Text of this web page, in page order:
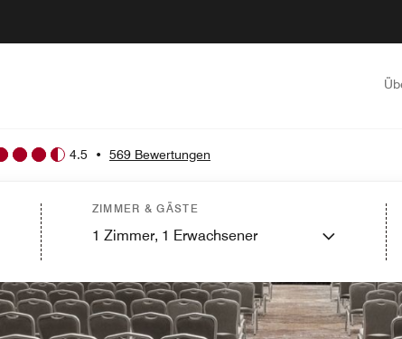
4.5 • 569 Bewertungen
ZIMMER & GÄSTE
1 Zimmer, 1 Erwachsener